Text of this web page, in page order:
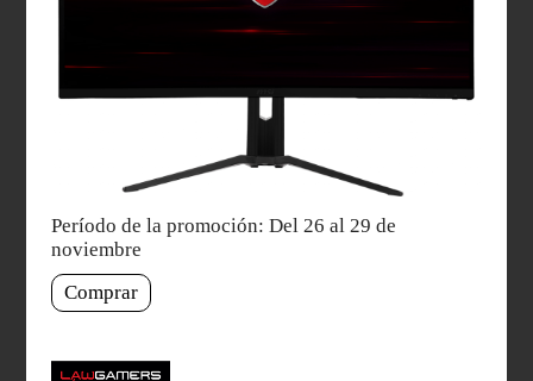
Período de la promoción: Del 26 al 29 de
noviembre
Comprar